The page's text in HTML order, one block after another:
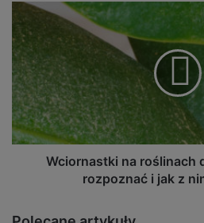
Wciornastki
na
roślinach
domowych
-
jak
je
rozpoznać
i
Wciornastki na roślinach
rozpoznać i jak z